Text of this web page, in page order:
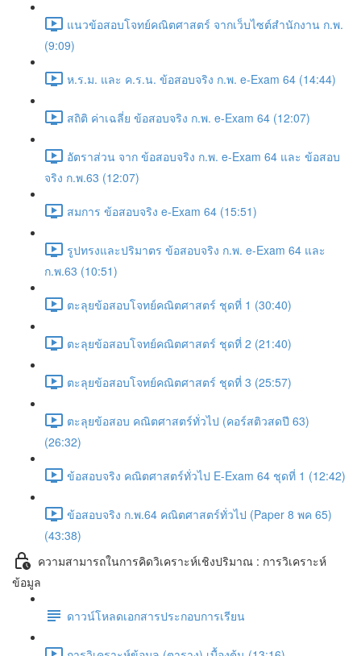
แนวข้อสอบโจทย์คณิตศาสตร์ จากเว็บไซต์สำนักงาน ก.พ.
(9:09)
ห.ร.ม. และ ค.ร.น. ข้อสอบจริง ก.พ. e-Exam 64 (14:44)
สถิติ ค่าเฉลี่ย ข้อสอบจริง ก.พ. e-Exam 64 (12:07)
อัตราส่วน จาก ข้อสอบจริง ก.พ. e-Exam 64 และ ข้อสอบ
จริง ก.พ.63 (12:07)
สมการ ข้อสอบจริง e-Exam 64 (15:51)
รูปทรงและปริมาตร ข้อสอบจริง ก.พ. e-Exam 64 และ
ก.พ.63 (10:51)
ตะลุยข้อสอบโจทย์คณิตศาสตร์ ชุดที่ 1 (30:40)
ตะลุยข้อสอบโจทย์คณิตศาสตร์ ชุดที่ 2 (21:40)
ตะลุยข้อสอบโจทย์คณิตศาสตร์ ชุดที่ 3 (25:57)
ตะลุยข้อสอบ คณิตศาสตร์ทั่วไป (คอร์สติวสดปี 63)
(26:32)
ข้อสอบจริง คณิตศาสตร์ทั่วไป E-Exam 64 ชุดที่ 1 (12:42)
ข้อสอบจริง ก.พ.64 คณิตศาสตร์ทั่วไป (Paper 8 พค 65)
(43:38)
ความสามารถในการคิดวิเคราะห์เชิงปริมาณ : การวิเคราะห์
ข้อมูล
ดาวน์โหลดเอกสารประกอบการเรียน